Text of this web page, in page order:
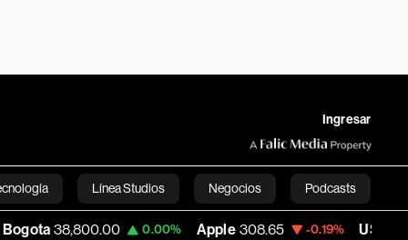
Ingresar
Línea Studios Negocios Podcasts
English0.00% Apple 308.65 -0.19% USD COP 3,175.95